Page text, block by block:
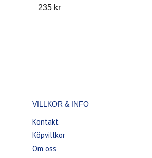
235 kr
VILLKOR & INFO
Kontakt
Köpvillkor
Om oss